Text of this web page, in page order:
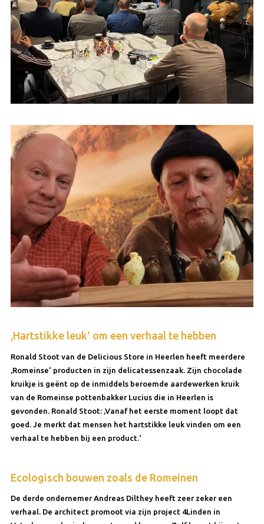
‚Hartstikke leuk‘ om een verhaal te hebben
Ronald Stoot van de Delicious Store in Heerlen heeft meerdere
‚Romeinse‘ producten in zijn delicatessenzaak. Zijn chocolade
kruikje is geënt op de inmiddels beroemde aardewerken kruik
van de Romeinse pottenbakker Lucius die in Heerlen is
gevonden. Ronald Stoot: ‚Vanaf het eerste moment loopt dat
goed. Je merkt dat mensen het hartstikke leuk vinden om een
verhaal te hebben bij een product.‘
Ecologisch bouwen zoals de Romeinen
De derde ondernemer Andreas Dilthey heeft zeer zeker een
verhaal. De architect promoot via zijn project 4Linden in